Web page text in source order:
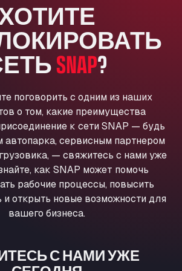
PE12 8LT
85884
Bockel
Bockenem
31167
Merklingen
24, 89188
Preis
1, 66871
127, 63811
SNAP?
поговорить с одним из наших
о том, какие преимущества
к сети SNAP — будь
сервисным партнером
— свяжитесь с нами уже
как SNAP может помочь
рабочие процессы, повысить
открыть новые возможности для
вашего бизнеса.
С НАМИ УЖЕ